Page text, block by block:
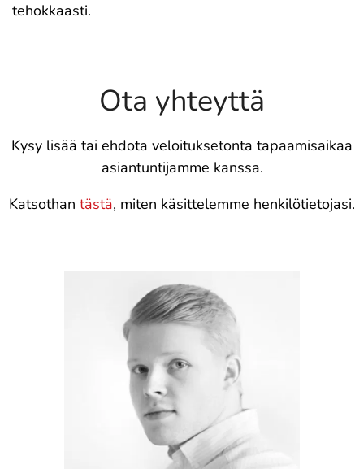
tehokkaasti.
Ota yhteyttä
Kysy lisää tai ehdota veloituksetonta tapaamisaikaa
asiantuntijamme kanssa.
Katsothan tästä, miten käsittelemme henkilötietojasi.